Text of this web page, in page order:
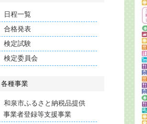
日程一覧
合格発表
検定試験
検定委員会
各種事業
和泉市ふるさと納税品提供
事業者登録等支援事業